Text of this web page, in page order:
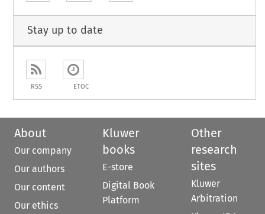
Stay up to date
RSS ETOC
About
Our company
Our authors
Our content
Our ethics
Kluwer
books
E-store
Digital Book
Platform
Other
research
sites
Kluwer
Arbitration